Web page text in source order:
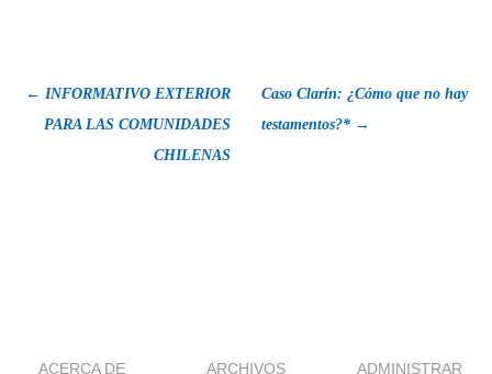
← INFORMATIVO EXTERIOR
PARA LAS COMUNIDADES
CHILENAS
Caso Clarín: ¿Cómo que no hay
testamentos?* →
ACERCA DE ARCHIVOS ADMINISTRAR